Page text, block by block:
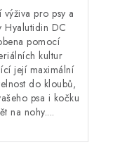
výživa pro psy a
Hyalutidin DC
pomocí
kultur
její maximální
do kloubů,
psa i kočku
na nohy....